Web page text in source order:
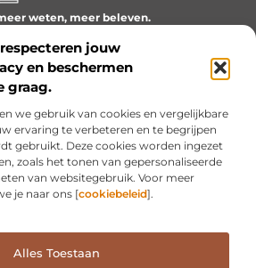
jouw
en beschermen
graag.
we gebruik van cookies en vergelijkbare
ervaring te verbeteren en te begrijpen
gebruikt. Deze cookies worden ingezet
zoals het tonen van gepersonaliseerde
van websitegebruik. Voor meer
je naar ons [cookiebeleid].
Alles Toestaan
weten, meer beleven.
leven boeiend maakt.